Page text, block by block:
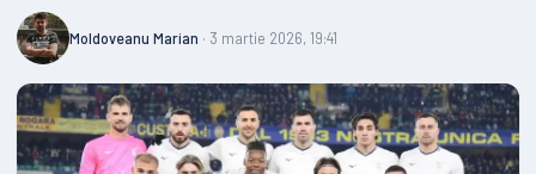
Moldoveanu Marian · 3 martie 2026, 19:41